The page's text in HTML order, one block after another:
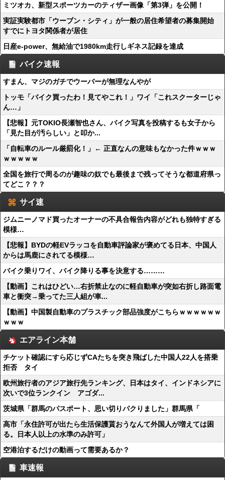
ミツオカ、新型スポーツカーのティザー画像「第3弾」を公開！
実証実験都市「ウーブン・シティ」が一般の居住希望者の募集開始
すでにトヨタ関係者が居住
日産e-power、無給油で1980km走行しギネス記録を達成
バイク速報
すまん、マジのガチでウーバーが無理なんやが
トッモ「バイク買ったわ！見てやこれ！」ワイ「これスクーターじゃ
ん…」
【悲報】元TOKIO長瀬智也さん、バイク写真を投稿するも女子から
「見た目が汚らしい」と叩か...
「自転車のルール厳罰化！」← 正直なんの意味もなかった件ｗｗｗ
ｗｗｗｗｗ
全国を旅行で周るのが趣味の奴でも最後まで残ってそうな都道府県っ
てどこ？？？
サイ速
ジムニーノマド買ったオーナーの不具合報告内容がどれも独特すぎる
模様…
【悲報】BYDの軽EVラッコを自動車評論家が褒めてる日本、中国人
からは馬鹿にされてる模様…
バイク乗りワイ、バイク降りる事を決意する………
【動画】これはひどい…右折禁止なのに軽自動車が突如右折し路面電
車と衝突→乗ってた三人組が車...
【動画】中国製自動車のプラスチック部品強度がこちらｗｗｗｗｗｗ
ｗｗｗ
エアライン本舗
チケット確認にすら応じずCAたちを突き飛ばした中国人22人を搭乗
拒否 タイ
欧州旅行者のアジア旅行先ランキング、日本はタイ、インドネシアに
次いで3位ランクイン アゴダ...
茨城県「群馬のパスポート、思い切りパクりました」群馬県「
高市「永住許可が出たら生活保護貰おうなんて外国人が増えては困
る。日本人以上の水準のみ許可」
空港泊するだけの動画って需要あるか？
車速報